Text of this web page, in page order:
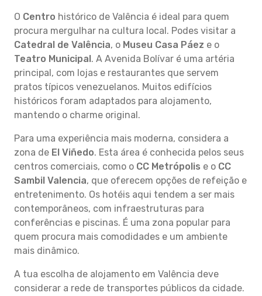
O Centro histórico de Valência é ideal para quem
procura mergulhar na cultura local. Podes visitar a
Catedral de Valência, o Museu Casa Páez e o
Teatro Municipal. A Avenida Bolívar é uma artéria
principal, com lojas e restaurantes que servem
pratos típicos venezuelanos. Muitos edifícios
históricos foram adaptados para alojamento,
mantendo o charme original.
Para uma experiência mais moderna, considera a
zona de El Viñedo. Esta área é conhecida pelos seus
centros comerciais, como o CC Metrópolis e o CC
Sambil Valencia, que oferecem opções de refeição e
entretenimento. Os hotéis aqui tendem a ser mais
contemporâneos, com infraestruturas para
conferências e piscinas. É uma zona popular para
quem procura mais comodidades e um ambiente
mais dinâmico.
A tua escolha de alojamento em Valência deve
considerar a rede de transportes públicos da cidade.